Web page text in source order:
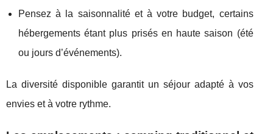
Pensez à la saisonnalité et à votre budget, certains
hébergements étant plus prisés en haute saison (été
ou jours d’événements).
La diversité disponible garantit un séjour adapté à vos
envies et à votre rythme.